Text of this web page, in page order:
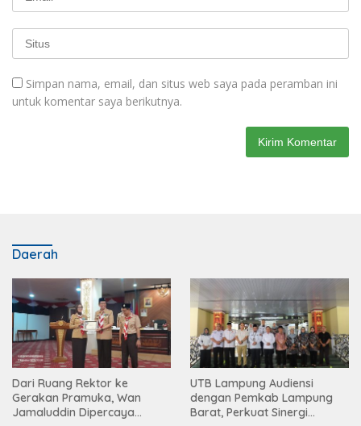
Simpan nama, email, dan situs web saya pada peramban ini
untuk komentar saya berikutnya.
Daerah
Dari Ruang Rektor ke
Gerakan Pramuka, Wan
Jamaluddin Dipercaya
UTB Lampung Audiensi
dengan Pemkab Lampung
Barat, Perkuat Sinergi